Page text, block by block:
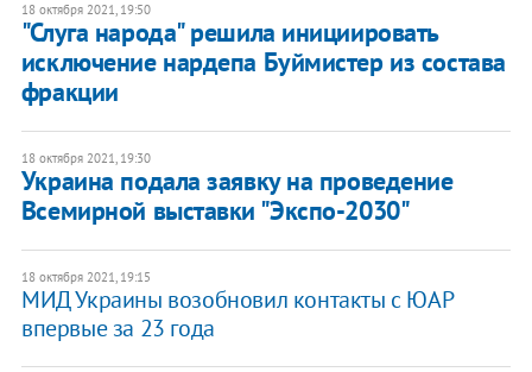
18 октября 2021, 19:50
"Слуга народа" решила инициировать
исключение нардепа Буймистер из состава
фракции
18 октября 2021, 19:30
Украина подала заявку на проведение
Всемирной выставки "Экспо-2030"
18 октября 2021, 19:15
МИД Украины возобновил контакты с ЮАР
впервые за 23 года